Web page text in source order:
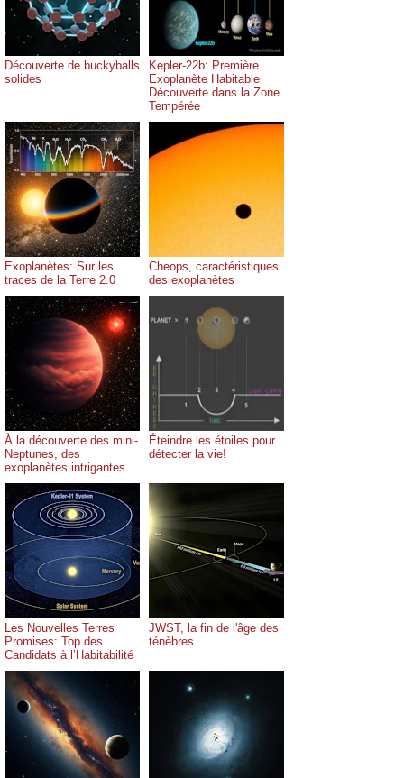
Découverte de buckyballs
solides
Kepler-22b: Première
Exoplanète Habitable
Découverte dans la Zone
Tempérée
Exoplanètes: Sur les
traces de la Terre 2.0
Cheops, caractéristiques
des exoplanètes
À la découverte des mini-
Neptunes, des
exoplanètes intrigantes
Éteindre les étoiles pour
détecter la vie!
Les Nouvelles Terres
Promises: Top des
Candidats à l’Habitabilité
JWST, la fin de l'âge des
ténèbres